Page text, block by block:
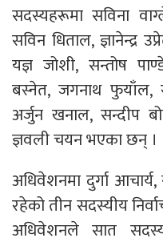
सदस्यहरूमा सविना
सविन धिताल, ज्ञानेन्द्र
यज्ञ जोशी, सन्तोष
बस्नेत, जगनाथ फुयाँल,
अर्जुन खनाल, सन्दीप
ज्ञवली चयन भएका छन् ।
अधिवेशनमा दुर्गा
रहेको तीन सदस्यीय
अधिवेशनले सात